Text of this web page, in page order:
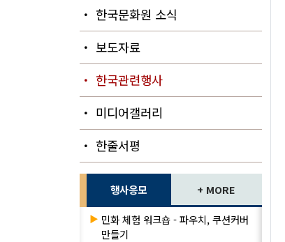
・ 한국문화원 소식
・ 보도자료
・ 한국관련행사
・ 미디어갤러리
・ 한줄서평
행사응모 + MORE
▶ 민화 체험 워크숍 - 파우치, 쿠션커버
만들기